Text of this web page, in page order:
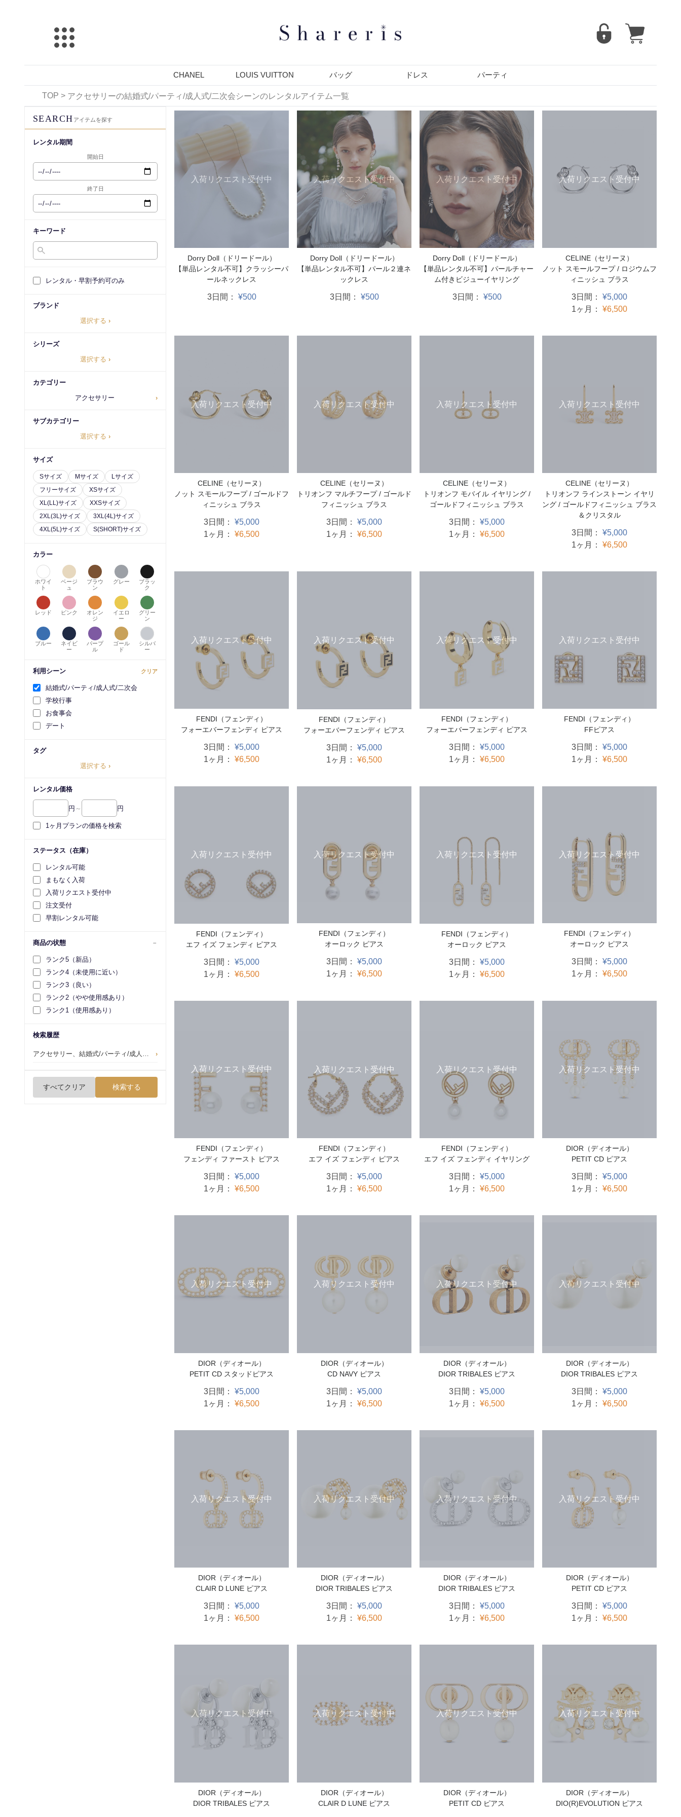
CHANEL LOUIS VUITTON バッグ ドレス パーティ
TOP > アクセサリーの結婚式/パーティ/成人式/二次会シーンのレンタルアイテム一覧
SEARCH アイテムを探す
レンタル期間
開始日
終了日
キーワード
レンタル・早割予約可のみ
ブランド
選択する ›
シリーズ
選択する ›
カテゴリー
アクセサリー
›
サブカテゴリー
選択する ›
サイズ
Sサイズ Mサイズ
Lサイズ
フリーサイズ
XSサイズ
XL(LL)サイズ
XXSサイズ
2XL(3L)サイズ
3XL(4L)サイズ
4XL(5L)サイズ
S(SHORT)サイズ
カラー
ホワイ
ト
ベージ
ュ
ブラウ
ン
グレー
ブラッ
ク
レッド ピンク
オレン
ジ
イエロ
ー
グリー
ン
ブルー
ネイビ
ー
パープ
ル
ゴール
ド
シルバ
ー
利用シーン クリア
結婚式/パーティ/成人式/二次会
学校行事
お食事会
デート
タグ
選択する ›
レンタル価格
円 ～ 円
1ヶ月プランの価格を検索
ステータス（在庫）
レンタル可能
まもなく入荷
入荷リクエスト受付中
注文受付
早割レンタル可能
商品の状態
ランク5（新品）
ランク4（未使用に近い）
ランク3（良い）
ランク2（やや使用感あり）
ランク1（使用感あり）
検索履歴
アクセサリー、結婚式/パーティ/成人式/二次会 ›
すべてクリア 検索する
入荷リクエスト受付中
Dorry Doll（ドリードール）
【単品レンタル不可】クラッシーパ
ールネックレス
3日間： ¥500
入荷リクエスト受付中
Dorry Doll（ドリードール）
【単品レンタル不可】パール２連ネ
ックレス
3日間： ¥500
入荷リクエスト受付中
Dorry Doll（ドリードール）
【単品レンタル不可】パールチャー
ム付きビジューイヤリング
3日間： ¥500
入荷リクエスト受付中
CELINE（セリーヌ）
ノット スモールフープ / ロジウムフ
ィニッシュ ブラス
3日間： ¥5,000
1ヶ月： ¥6,500
入荷リクエスト受付中
CELINE（セリーヌ）
ノット スモールフープ / ゴールドフ
ィニッシュ ブラス
3日間： ¥5,000
1ヶ月： ¥6,500
入荷リクエスト受付中
CELINE（セリーヌ）
トリオンフ マルチフープ / ゴールド
フィニッシュ ブラス
3日間： ¥5,000
1ヶ月： ¥6,500
入荷リクエスト受付中
CELINE（セリーヌ）
トリオンフ モバイル イヤリング /
ゴールドフィニッシュ ブラス
3日間： ¥5,000
1ヶ月： ¥6,500
入荷リクエスト受付中
CELINE（セリーヌ）
トリオンフ ラインストーン イヤリ
ング / ゴールドフィニッシュ ブラス
＆クリスタル
3日間： ¥5,000
1ヶ月： ¥6,500
入荷リクエスト受付中
FENDI（フェンディ）
フォーエバーフェンディ ピアス
3日間： ¥5,000
1ヶ月： ¥6,500
入荷リクエスト受付中
FENDI（フェンディ）
フォーエバーフェンディ ピアス
3日間： ¥5,000
1ヶ月： ¥6,500
入荷リクエスト受付中
FENDI（フェンディ）
フォーエバーフェンディ ピアス
3日間： ¥5,000
1ヶ月： ¥6,500
入荷リクエスト受付中
FENDI（フェンディ）
FFピアス
3日間： ¥5,000
1ヶ月： ¥6,500
入荷リクエスト受付中
FENDI（フェンディ）
エフ イズ フェンディ ピアス
3日間： ¥5,000
1ヶ月： ¥6,500
入荷リクエスト受付中
FENDI（フェンディ）
オーロック ピアス
3日間： ¥5,000
1ヶ月： ¥6,500
入荷リクエスト受付中
FENDI（フェンディ）
オーロック ピアス
3日間： ¥5,000
1ヶ月： ¥6,500
入荷リクエスト受付中
FENDI（フェンディ）
オーロック ピアス
3日間： ¥5,000
1ヶ月： ¥6,500
入荷リクエスト受付中
FENDI（フェンディ）
フェンディ ファースト ピアス
3日間： ¥5,000
1ヶ月： ¥6,500
入荷リクエスト受付中
FENDI（フェンディ）
エフ イズ フェンディ ピアス
3日間： ¥5,000
1ヶ月： ¥6,500
入荷リクエスト受付中
FENDI（フェンディ）
エフ イズ フェンディ イヤリング
3日間： ¥5,000
1ヶ月： ¥6,500
入荷リクエスト受付中
DIOR（ディオール）
PETIT CD ピアス
3日間： ¥5,000
1ヶ月： ¥6,500
入荷リクエスト受付中
DIOR（ディオール）
PETIT CD スタッドピアス
3日間： ¥5,000
1ヶ月： ¥6,500
入荷リクエスト受付中
DIOR（ディオール）
CD NAVY ピアス
3日間： ¥5,000
1ヶ月： ¥6,500
入荷リクエスト受付中
DIOR（ディオール）
DIOR TRIBALES ピアス
3日間： ¥5,000
1ヶ月： ¥6,500
入荷リクエスト受付中
DIOR（ディオール）
DIOR TRIBALES ピアス
3日間： ¥5,000
1ヶ月： ¥6,500
入荷リクエスト受付中
DIOR（ディオール）
CLAIR D LUNE ピアス
3日間： ¥5,000
1ヶ月： ¥6,500
入荷リクエスト受付中
DIOR（ディオール）
DIOR TRIBALES ピアス
3日間： ¥5,000
1ヶ月： ¥6,500
入荷リクエスト受付中
DIOR（ディオール）
DIOR TRIBALES ピアス
3日間： ¥5,000
1ヶ月： ¥6,500
入荷リクエスト受付中
DIOR（ディオール）
PETIT CD ピアス
3日間： ¥5,000
1ヶ月： ¥6,500
入荷リクエスト受付中
DIOR（ディオール）
DIOR TRIBALES ピアス
入荷リクエスト受付中
DIOR（ディオール）
CLAIR D LUNE ピアス
入荷リクエスト受付中
DIOR（ディオール）
PETIT CD ピアス
入荷リクエスト受付中
DIOR（ディオール）
DIO(R)EVOLUTION ピアス